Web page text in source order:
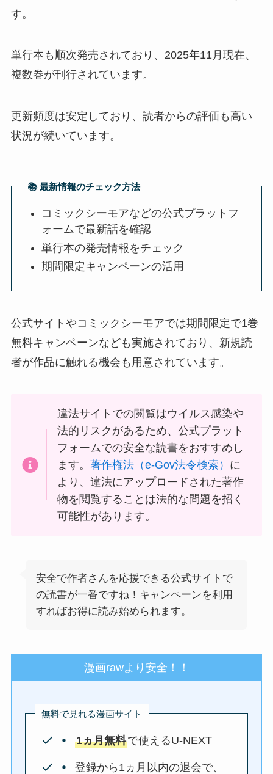
す。
単行本も順次発売されており、2025年11月現在、
複数巻が刊行されています。
更新頻度は安定しており、読者からの評価も高い
状況が続いています。
📚 最新情報のチェック方法
コミックシーモアなどの公式プラットフ
ォームで最新話を確認
単行本の発売情報をチェック
期間限定キャンペーンの活用
公式サイトやコミックシーモアでは期間限定で1巻
無料キャンペーンなども実施されており、新規読
者が作品に触れる機会も用意されています。
違法サイトでの閲覧はウイルス感染や
法的リスクがあるため、公式プラット
フォームでの安全な読書をおすすめし
ます。著作権法（e-Gov法令検索） に
より、違法にアップロードされた著作
物を閲覧することは法的な問題を招く
可能性があります。
安全で作者さんを応援できる公式サイトで
の読書が一番ですね！キャンペーンを利用
すればお得に読み始められます。
漫画rawより安全！！
無料で見れる漫画サイト
1ヵ月無料で使えるU-NEXT
登録から1ヵ月以内の退会で、